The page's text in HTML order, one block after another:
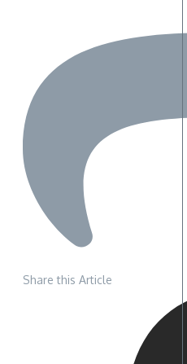
Share this Article